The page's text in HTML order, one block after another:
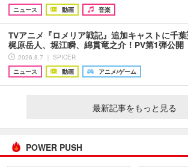
ニュース
動画 音楽
TVアニメ『ロメリア戦記』追加キャストに千葉
梶原岳人、堀江瞬、綿貫竜之介！PV第1弾公開
2026.8.7 ｜ SPICER
ニュース
動画 アニメ/ゲーム
最新記事をもっと見る
POWER PUSH